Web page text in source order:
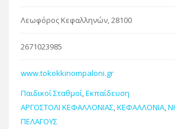
Λεωφόρος Κεφαλληνών, 28100
2671023985
www.tokokkinompaloni.gr
Παιδικοί Σταθμοί,Εκπαίδευση
ΑΡΓΟΣΤΟΛΙ ΚΕΦΑΛΛΟΝΙΑΣ,ΚΕΦΑΛΛΟΝΙΑ,
ΠΕΛΑΓΟΥΣ